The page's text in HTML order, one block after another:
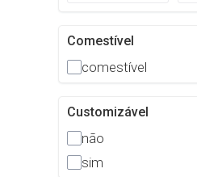
Comestível
comestível
Customizável
não
sim